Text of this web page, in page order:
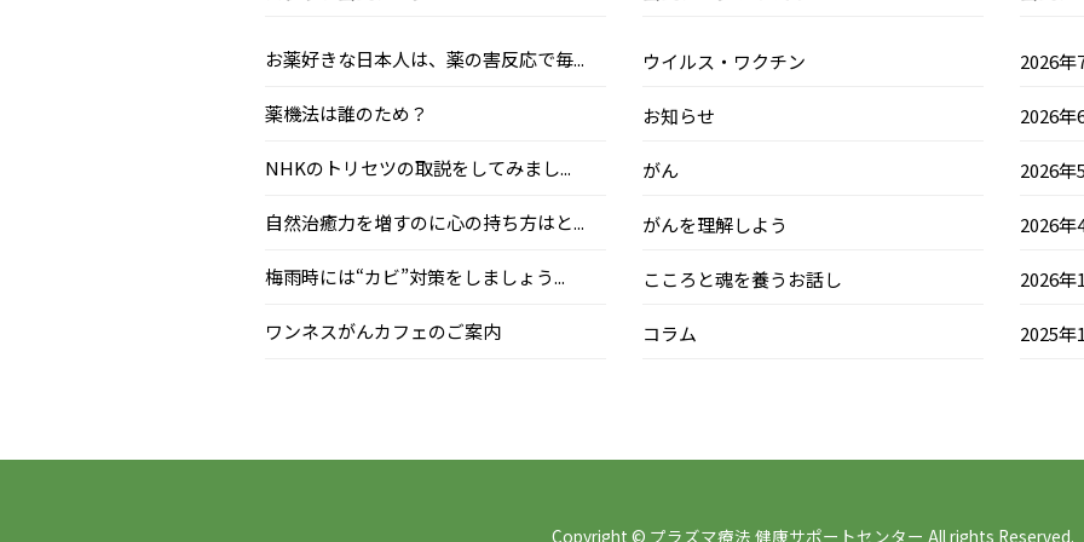
お薬好きな日本人は、薬の害反応で毎...
薬機法は誰のため？
NHKのトリセツの取説をしてみまし...
自然治癒力を増すのに心の持ち方はと...
梅雨時には“カビ”対策をしましょう...
ワンネスがんカフェのご案内
ウイルス・ワクチン
お知らせ
がん
がんを理解しよう
こころと魂を養うお話し
コラム
2026年
2026年
2026年
2026年
2026年
2025年
Copyright © プラズマ療法 健康サポートセンター All rights Reserved.